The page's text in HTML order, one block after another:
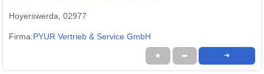
Hoyerswerda, 02977
Firma:PYUR Vertrieb & Service GmbH
★ ➦ ➜